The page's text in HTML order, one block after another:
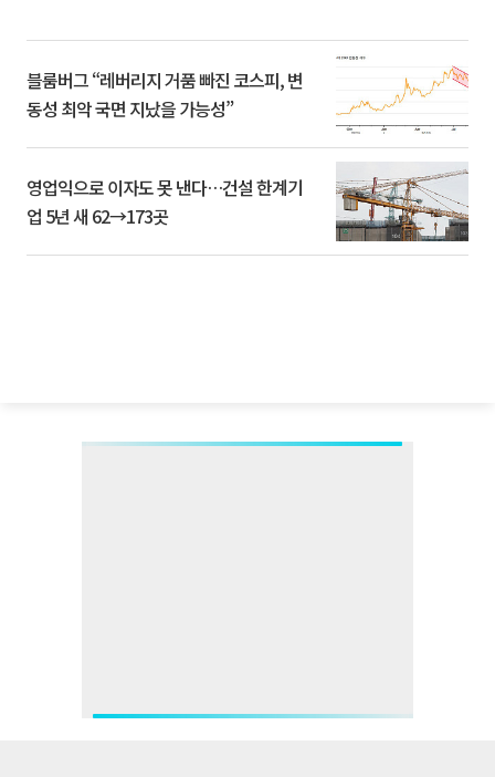
블룸버그 “레버리지 거품 빠진 코스피, 변
동성 최악 국면 지났을 가능성”
영업익으로 이자도 못 낸다…건설 한계기
업 5년 새 62→173곳